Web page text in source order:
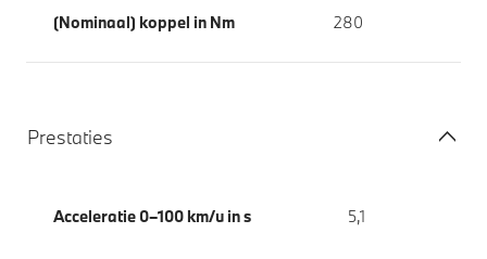
(Nominaal) koppel in Nm 280
Prestaties
Acceleratie 0–100 km/u in s 5,1